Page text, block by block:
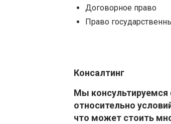
Договорное право
Право
Консалтинг
Мы консультируемся
относительно
что может стоить